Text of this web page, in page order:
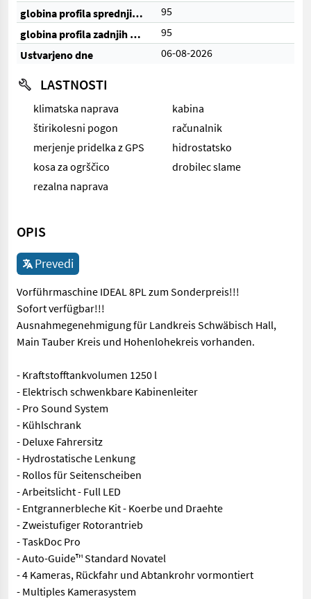
globina profila sprednjih pnevmatik (%)
95
globina profila zadnjih pnevmatik (%)
95
Ustvarjeno dne
06-08-2026
LASTNOSTI
klimatska naprava
kabina
štirikolesni pogon
računalnik
merjenje pridelka z GPS
hidrostatsko
kosa za ogrščico
drobilec slame
rezalna naprava
OPIS
Prevedi
Vorführmaschine IDEAL 8PL zum Sonderpreis!!!
Sofort verfügbar!!!
Ausnahmegenehmigung für Landkreis Schwäbisch Hall,
Main Tauber Kreis und Hohenlohekreis vorhanden.
- Kraftstofftankvolumen 1250 l
- Elektrisch schwenkbare Kabinenleiter
- Pro Sound System
- Kühlschrank
- Deluxe Fahrersitz
- Hydrostatische Lenkung
- Rollos für Seitenscheiben
- Arbeitslicht - Full LED
- Entgrannerbleche Kit - Koerbe und Draehte
- Zweistufiger Rotorantrieb
- TaskDoc Pro
- Auto-Guide™ Standard Novatel
- 4 Kameras, Rückfahr und Abtankrohr vormontiert
- Multiples Kamerasystem